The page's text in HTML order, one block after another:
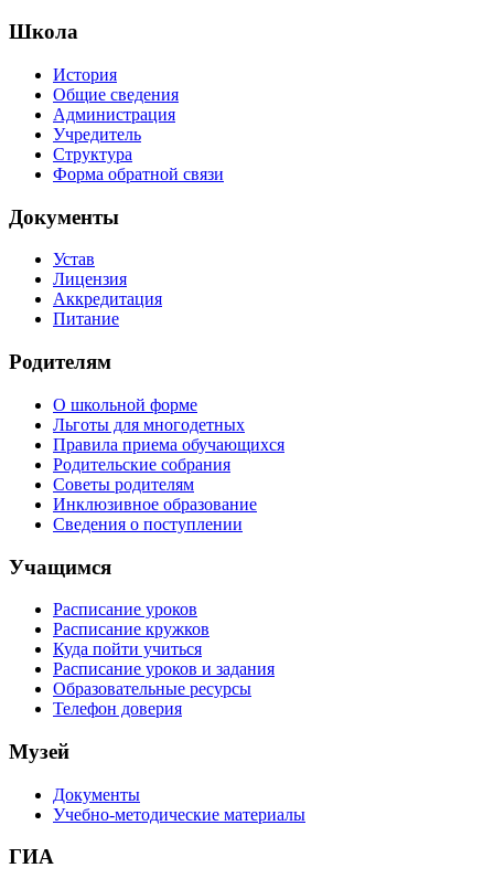
Школа
История
Общие сведения
Администрация
Учредитель
Структура
Форма обратной связи
Документы
Устав
Лицензия
Аккредитация
Питание
Родителям
О школьной форме
Льготы для многодетных
Правила приема обучающихся
Родительские собрания
Советы родителям
Инклюзивное образование
Сведения о поступлении
Учащимся
Расписание уроков
Расписание кружков
Куда пойти учиться
Расписание уроков и задания
Образовательные ресурсы
Телефон доверия
Музей
Документы
Учебно-методические материалы
ГИА